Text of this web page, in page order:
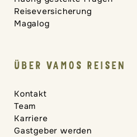
Reiseversicherung
Magalog
ÜBER VAMOS REISEN
Kontakt
Team
Karriere
Gastgeber werden